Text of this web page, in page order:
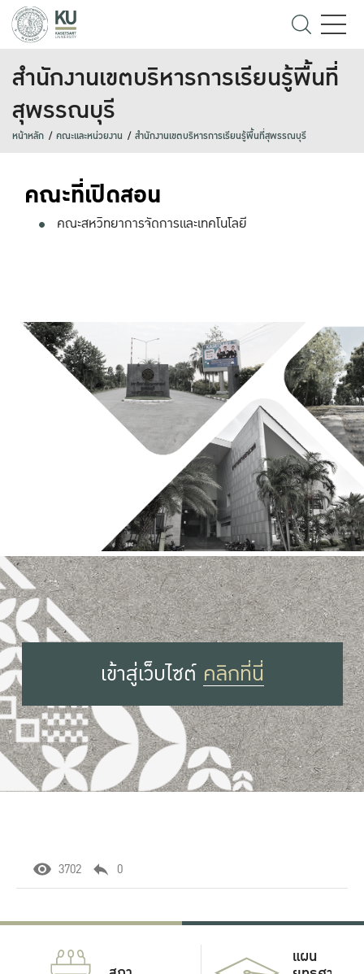
สำนักงานเขตบริหารการเรียนรู้พื้นที่
สุพรรณบุรี
หน้าหลัก คณะและหน่วยงาน สำนักงานเขตบริหารการเรียนรู้พื้นที่สุพรรณบุรี
คณะที่เปิดสอน
คณะสหวิทยาการจัดการและเทคโนโลยี
เข้าสู่เว็บไซต์ คลิกที่นี่
3702 0
แผน